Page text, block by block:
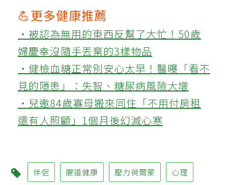
💪更多健康推薦
‧被認為無用的東西反幫了大忙！50歲
婦慶幸沒隨手丟棄的3樣物品
‧健檢血糖正常別安心太早！醫曝「看不
見的隱患」：失智、糖尿病風險大增
‧兒邀84歲寡母搬來同住「不用付房租
還有人照顧」1個月後幻滅心寒
伴侶 腸道健康 壓力荷爾蒙 心理